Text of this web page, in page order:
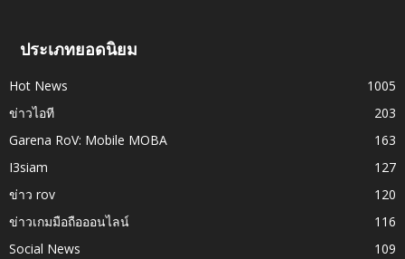
ประเภทยอดนิยม
Hot News
1005
ข่าวไอที
203
Garena RoV: Mobile MOBA
163
I3siam
127
ข่าว rov
120
ข่าวเกมมือถือออนไลน์
116
Social News
109